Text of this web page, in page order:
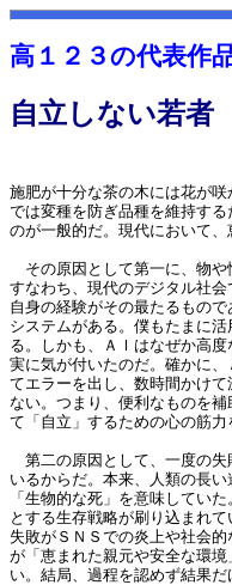
高１２３の代表作
自立しない若者
施肥が十分な茶の木には花が
では変種を防ぎ品種を維持す
のが一般的だ。現代において
その原因として第一に、物や
すなわち、現代のデジタル社
自身の経験がその最たるもの
システムがある。僕もたまに
る。しかも、ＡＩはなぜか高
実に気が付いたのだ。確かに
てエラーを出し、数時間かけ
ない。つまり、便利なものを
て「自立」するための心の筋力
第二の原因として、一度の失
いるからだ。本来、人類の長
「生物的な死」を意味してい
とする生存戦略が刷り込まれ
失敗がＳＮＳでの炎上や社会
が「恵まれた親元や安全な環
い。結局、過程を認めず結果